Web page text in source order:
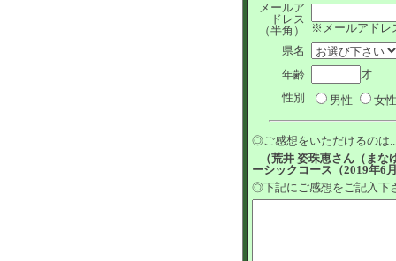
メールア
ドレス
（半角）
※メールアドレ
県名
年齢
才
性別
男性 女性
◎ご感想をいただけるのは
（荒井 姿珠恵さん（ま
ーシックコース（2019年6
◎下記にご感想をご記入下